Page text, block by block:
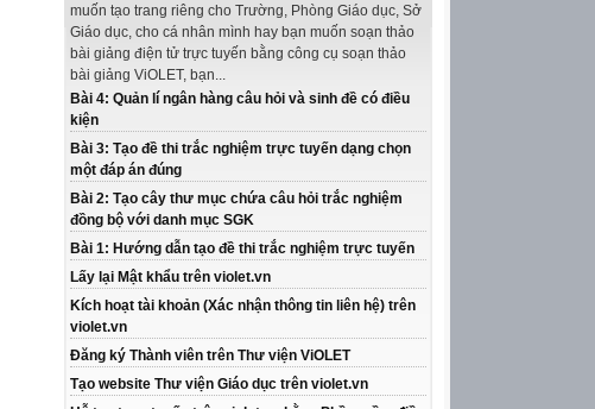
muốn tạo trang riêng cho Trường, Phòng Giáo dục, Sở
Giáo dục, cho cá nhân mình hay bạn muốn soạn thảo
bài giảng điện tử trực tuyến bằng công cụ soạn thảo
bài giảng ViOLET, bạn...
Bài 4: Quản lí ngân hàng câu hỏi và sinh đề có điều
kiện
Bài 3: Tạo đề thi trắc nghiệm trực tuyến dạng chọn
một đáp án đúng
Bài 2: Tạo cây thư mục chứa câu hỏi trắc nghiệm
đồng bộ với danh mục SGK
Bài 1: Hướng dẫn tạo đề thi trắc nghiệm trực tuyến
Lấy lại Mật khẩu trên violet.vn
Kích hoạt tài khoản (Xác nhận thông tin liên hệ) trên
violet.vn
Đăng ký Thành viên trên Thư viện ViOLET
Tạo website Thư viện Giáo dục trên violet.vn